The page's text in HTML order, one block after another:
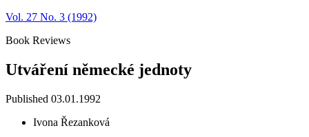
Vol. 27 No. 3 (1992)
Book Reviews
Utváření německé jednoty
Published 03.01.1992
Ivona Řezanková